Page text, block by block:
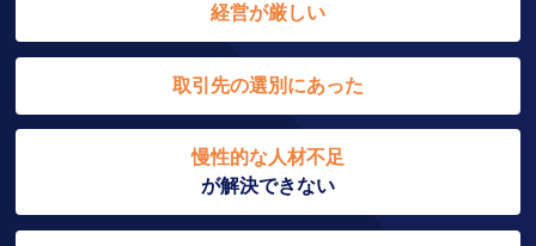
経営が厳しい
取引先の選別にあった
慢性的な人材不足
が解決できない